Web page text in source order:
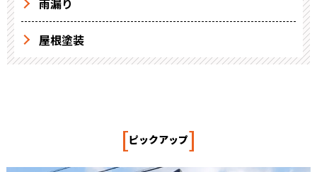
屋根塗装
[ピックアップ]